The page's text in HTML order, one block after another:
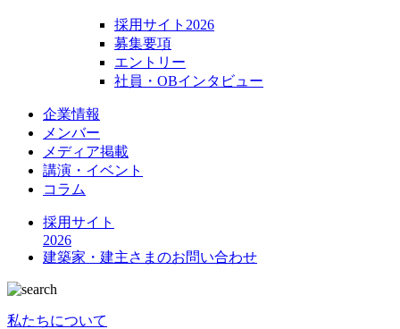
採用サイト2026
募集要項
エントリー
社員・OBインタビュー
企業情報
メンバー
メディア掲載
講演・イベント
コラム
採用サイト
2026
建築家・建主さまのお問い合わせ
私たちについて